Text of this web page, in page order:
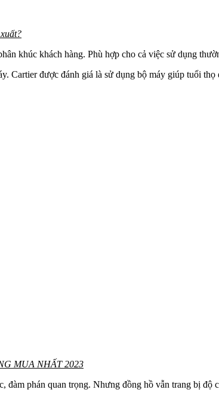
khúc khách hàng. Phù hợp cho cả việc sử dụng
Cartier được đánh giá là sử dụng bộ máy giúp tuổi
MUA NHẤT 2023
phán quan trọng. Nhưng đồng hồ vẫn trang bị độ